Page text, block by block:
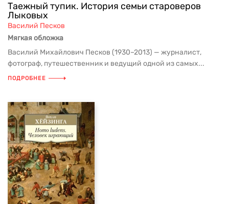
Таежный тупик. История семьи староверов
Лыковых
Василий Песков
Мягкая обложка
Василий Михайлович Песков (1930–2013) — журналист,
фотограф, путешественник и ведущий одной из самых...
ПОДРОБНЕЕ